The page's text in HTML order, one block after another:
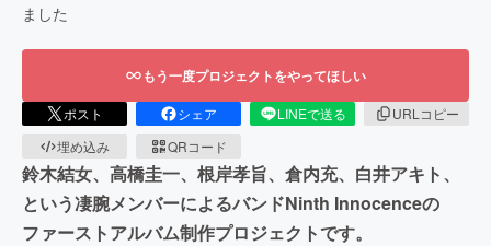
ました
もう一度プロジェクトをやってほしい
ポスト シェア LINEで送る
URLコピー
埋め込み
QRコード
鈴木結女、高橋圭一、根岸孝旨、倉内充、白井アキト、
という凄腕メンバーによるバンドNinth Innocenceの
ファーストアルバム制作プロジェクトです。